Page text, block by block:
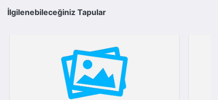
İlgilenebileceğiniz Tapular